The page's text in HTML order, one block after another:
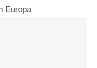
Europa